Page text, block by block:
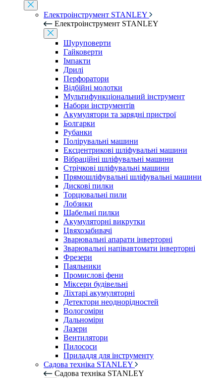
Електроінструмент STANLEY
Електроінструмент STANLEY
Шуруповерти
Гайковерти
Імпакти
Дрилі
Перфоратори
Відбійні молотки
Мультифункціональний інструмент
Набори інструментів
Акумулятори та зарядні пристрої
Болгарки
Рубанки
Полірувальні машини
Ексцентрикові шліфувальні машини
Вібраційні шліфувальні машини
Стрічкові шліфувальні машини
Прямошліфувальні шліфувальні машини
Дискові пилки
Торцювальні пили
Лобзики
Шабельні пилки
Акумуляторні викрутки
Цвяхозабивачі
Зварювальні апарати інверторні
Зварювальні напівавтомати інверторні
Фрезери
Паяльники
Промислові фени
Міксери будівельні
Ліхтарі акумуляторні
Детектори неоднорідностей
Вологоміри
Дальноміри
Лазери
Вентилятори
Пилососи
Приладдя для інструменту
Садова техніка STANLEY
Садова техніка STANLEY